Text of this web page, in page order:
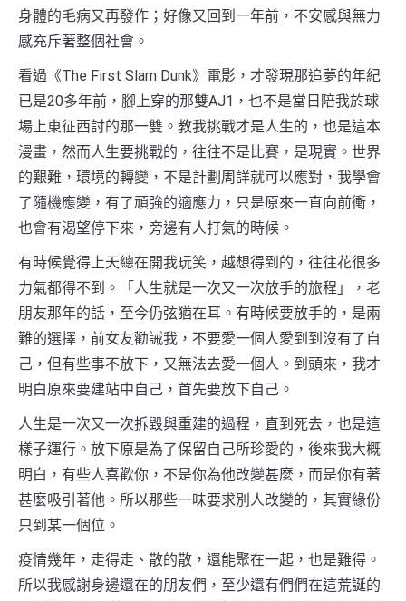
身體的毛病又再發作；好像又回到一年前，不安感與無力
感充斥著整個社會。
看過《The First Slam Dunk》電影，才發現那追夢的年紀
已是20多年前，腳上穿的那雙AJ1，也不是當日陪我於球
場上東征西討的那一雙。教我挑戰才是人生的，也是這本
漫畫，然而人生要挑戰的，往往不是比賽，是現實。世界
的艱難，環境的轉變，不是計劃周詳就可以應對，我學會
了隨機應變，有了頑強的適應力，只是原來一直向前衝，
也會有渴望停下來，旁邊有人打氣的時候。
有時候覺得上天總在開我玩笑，越想得到的，往往花很多
力氣都得不到。「人生就是一次又一次放手的旅程」，老
朋友那年的話，至今仍弦猶在耳。有時候要放手的，是兩
難的選擇，前女友勸誡我，不要愛一個人愛到到沒有了自
己，但有些事不放下，又無法去愛一個人。到頭來，我才
明白原來要建站中自己，首先要放下自己。
人生是一次又一次拆毀與重建的過程，直到死去，也是這
樣子運行。放下原是為了保留自己所珍愛的，後來我大概
明白，有些人喜歡你，不是你為他改變甚麼，而是你有著
甚麼吸引著他。所以那些一味要求別人改變的，其實緣份
只到某一個位。
疫情幾年，走得走、散的散，還能聚在一起，也是難得。
所以我感謝身邊還在的朋友們，至少還有們們在這荒誕的